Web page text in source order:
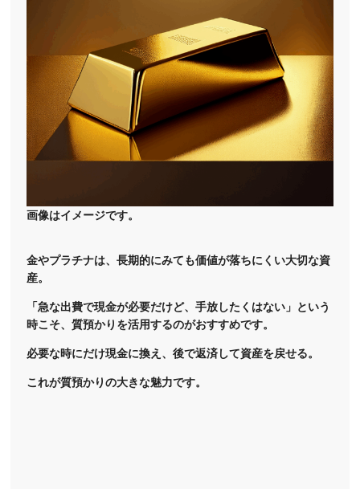
画像はイメージです。
金やプラチナは、長期的にみても価値が落ちにくい大切な資
産。
「急な出費で現金が必要だけど、手放したくはない」という
時こそ、質預かりを活用するのがおすすめです。
必要な時にだけ現金に換え、後で返済して資産を戻せる。
これが質預かりの大きな魅力です。